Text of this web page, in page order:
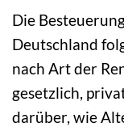
Die
Deutschland
nach Art der
gesetzlich,
darüber, wie